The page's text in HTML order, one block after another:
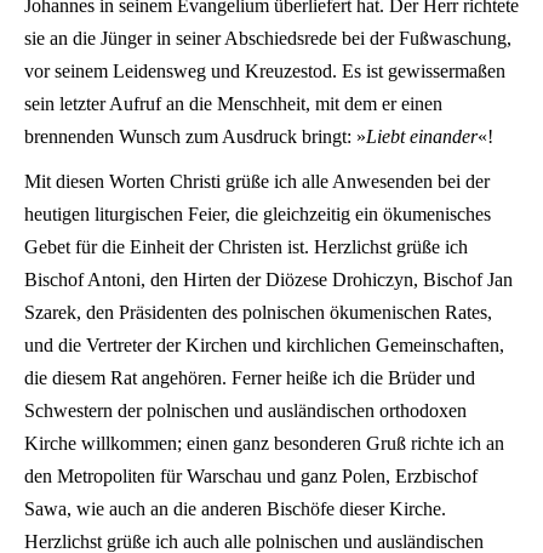
Johannes in seinem Evangelium überliefert hat. Der Herr richtete
sie an die Jünger in seiner Abschiedsrede bei der Fußwaschung,
vor seinem Leidensweg und Kreuzestod. Es ist gewissermaßen
sein letzter Aufruf an die Menschheit, mit dem er einen
brennenden Wunsch zum Ausdruck bringt: »Liebt einander«!
Mit diesen Worten Christi grüße ich alle Anwesenden bei der
heutigen liturgischen Feier, die gleichzeitig ein ökumenisches
Gebet für die Einheit der Christen ist. Herzlichst grüße ich
Bischof Antoni, den Hirten der Diözese Drohiczyn, Bischof Jan
Szarek, den Präsidenten des polnischen ökumenischen Rates,
und die Vertreter der Kirchen und kirchlichen Gemeinschaften,
die diesem Rat angehören. Ferner heiße ich die Brüder und
Schwestern der polnischen und ausländischen orthodoxen
Kirche willkommen; einen ganz besonderen Gruß richte ich an
den Metropoliten für Warschau und ganz Polen, Erzbischof
Sawa, wie auch an die anderen Bischöfe dieser Kirche.
Herzlichst grüße ich auch alle polnischen und ausländischen